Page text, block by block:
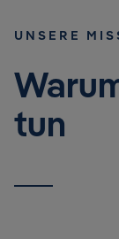
UNSERE
tun